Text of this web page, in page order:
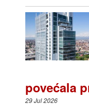
povećala
29 Jul 2026